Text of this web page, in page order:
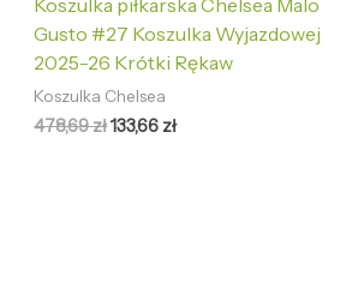
Koszulka piłkarska Chelsea Malo
Gusto #27 Koszulka Wyjazdowej
2025-26 Krótki Rękaw
Koszulka Chelsea
478,69zł133,66 zł